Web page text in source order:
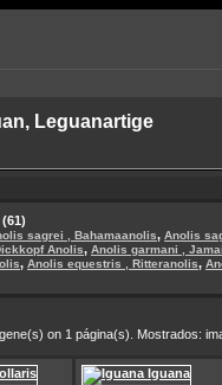
Leguanartige
(61)
sagrei , Bahamaanolis, Anolis
Anolis, Anolis garmani ,
, Anolis equestris , Ritteranolis,
on 1 página(s). Mostrados: